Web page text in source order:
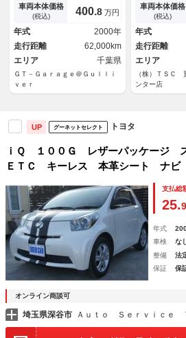
用シート ＨＩＤヘッドライ
ト Ｐｉｖｏｔ ＲＥＶコント
ローラー 純正メモリナビ フ
ルセグＴＶ ＥＴＣ
車両本体価格
(税込) 400.8 万円
年式
2000年
走行距離
62,000km
エリア
千葉県
ＧＴ－Ｇａｒａｇｅ＠Ｇｕｌｌｉ
ｖｅｒ
煙車／アイド
純正１６イン
車両本体価格
(税込)
年式
走行距離
エリア
（株）ＴＳＣ
ンター店
UP グーネットセレクト トヨタ
ｉＱ １００Ｇ レザーパッケージ
ＥＴＣ キーレス 本革シート ナビ
支払総
25.9
年式
車検
な
整備
法
保証
保
オンライン商談可
埼玉県深谷市 Ａｕｔｏ Ｓｅｒｖｉｃｅ